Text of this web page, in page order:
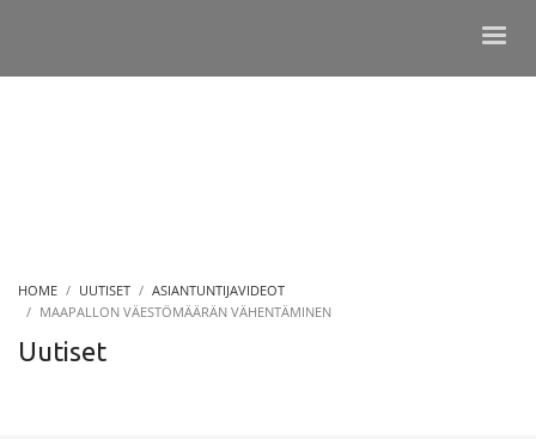
HOME UUTISET
ASIANTUNTIJAVIDEOT
MAAPALLON VÄESTÖMÄÄRÄN VÄHENTÄMINEN
Uutiset